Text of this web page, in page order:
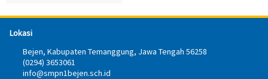
Lokasi
Bejen, Kabupaten Temanggung, Jawa Tengah 56258
(0294) 3653061
info@smpn1bejen.sch.id